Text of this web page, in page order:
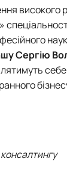
високого
Сергію